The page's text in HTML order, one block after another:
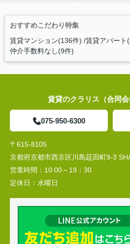
おすすめこだわり特集
賃貸マンション(136件) 賃貸アパート
仲介手数料なし(9件)
賃貸のクラリス（合同会
075-950-6300
〒615-8105
京都府京都市西京区川島莚田町9-3
営業時間： 10:00～19：30
定休日： 水曜日